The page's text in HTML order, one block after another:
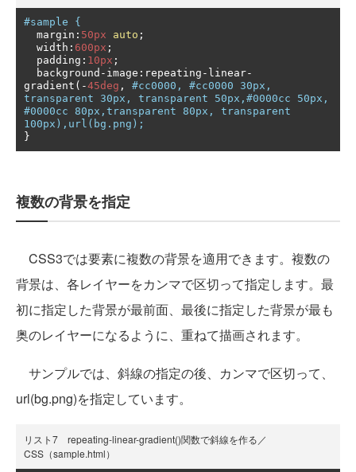
#sample {
  margin
: 50px auto ;
  width
: 600px ;
  padding
: 10px ;
  background
- image : repeating - linear-
gradient (-45deg ,
#cc0000, #cc0000 30px,
transparent 30px, transparent 50px,#0000cc 50px,
#0000cc 80px,transparent 80px, transparent
100px),url(bg.png);
}
複数の背景を指定
CSS3では要素に複数の背景を適用できます。複数の
背景は、各レイヤーをカンマで区切って指定します。最
初に指定した背景が最前面、最後に指定した背景が最も
奥のレイヤーになるように、重ねて描画されます。
サンプルでは、斜線の指定の後、カンマで区切って、
url(bg.png)を指定しています。
リスト7 repeating-linear-gradient()関数で斜線を作る／
CSS（sample.html）